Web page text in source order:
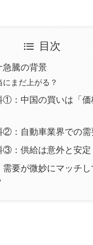
目次
急騰の背景
にまだ上がる？
①：中国の買いは「価
②：自動車業界での需
③：供給は意外と安定
需要が微妙にマッチ